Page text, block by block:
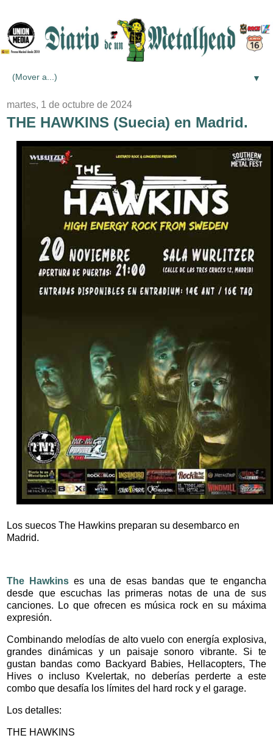
▼
martes, 1 de octubre de 2024
THE HAWKINS (Suecia) en Madrid.
Los suecos The Hawkins preparan su desembarco en
Madrid.
The Hawkins es una de esas bandas que te engancha
desde que escuchas las primeras notas de una de sus
canciones. Lo que ofrecen es música rock en su máxima
expresión.
Combinando melodías de alto vuelo con energía explosiva,
grandes dinámicas y un paisaje sonoro vibrante. Si te
gustan bandascomo Backyard Babies, Hellacopters, The
Hives o incluso Kvelertak, no deberías perderte a este
combo que desafía los límites del hard rock y el garage.
Los detalles:
THE HAWKINS